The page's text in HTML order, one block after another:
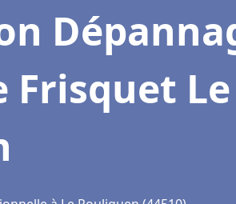
Frisquet Le